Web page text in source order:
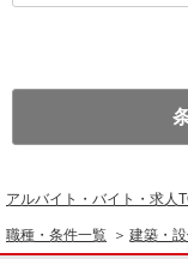
アルバイト・バイト・求人
職種・条件一覧 建築・